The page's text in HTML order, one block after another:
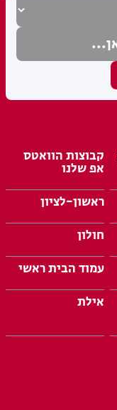
קבוצות הוואטס
אפ שלנו
ראשון-לציון
חולון
עמוד הבית ראשי
אילת